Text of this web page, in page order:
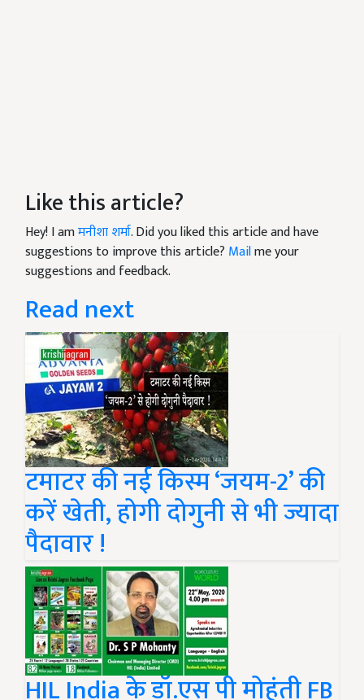
Like this article?
Hey! I amमनीशा शर्मा. Did you liked this article and have
suggestions to improve this article? Mailme your
suggestions and feedback.
Read next
टमाटर की नई किस्म ‘जयम-2’ की
करें खेती, होगी दोगुनी से भी ज्यादा
पैदावार !
HIL India के डॉ.एस पी मोहंती FB